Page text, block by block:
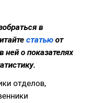
в
статью от
ней о показателях
отделов,